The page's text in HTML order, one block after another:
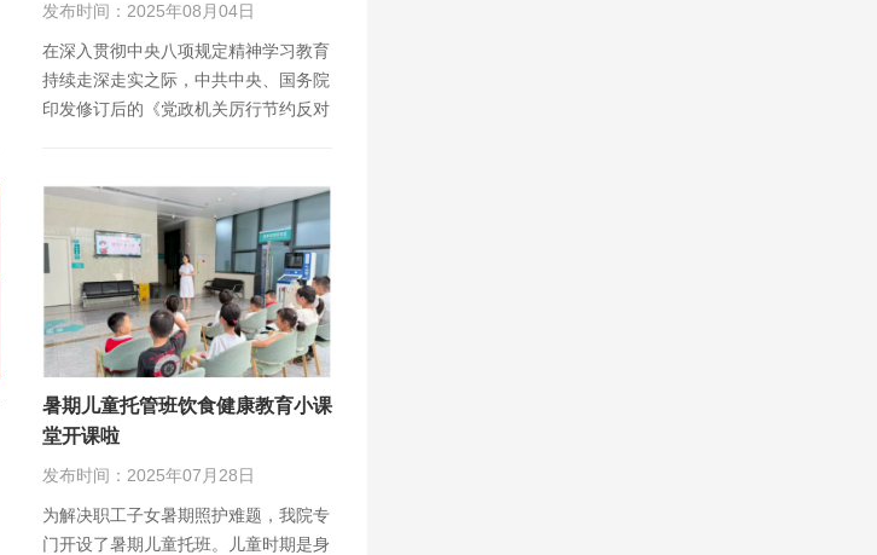
发布时间：2025年08月04日
在深入贯彻中央八项规定精神学习教育
持续走深走实之际，中共中央、国务院
印发修订后的《党政机关厉行节约反对
暑期儿童托管班饮食健康教育小课
堂开课啦
发布时间：2025年07月28日
为解决职工子女暑期照护难题，我院专
门开设了暑期儿童托班。儿童时期是身